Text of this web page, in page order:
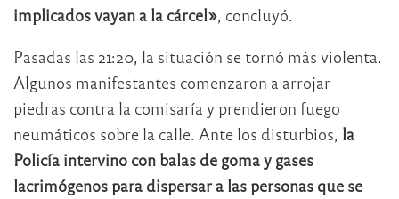
implicados vayan a la cárcel», concluyó.
Pasadas las 21:20, la situación se tornó más violenta.
Algunos manifestantes comenzaron a arrojar
piedras contra la comisaría y prendieron fuego
neumáticos sobre la calle. Ante los disturbios, la
Policía intervino con balas de goma y gases
lacrimógenos para dispersar a las personas que se